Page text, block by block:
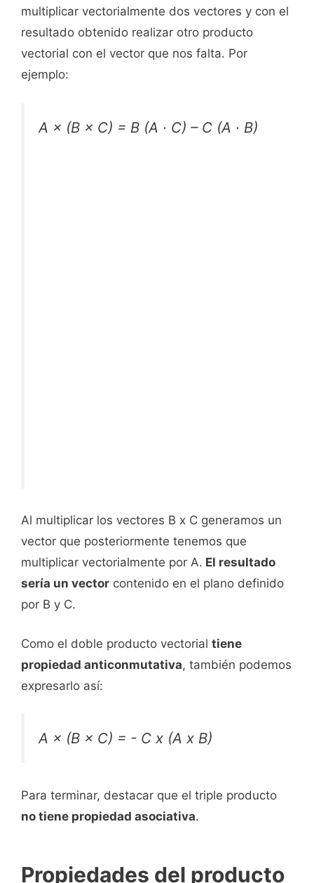
multiplicar vectorialmente dos vectores y con el
resultado obtenido realizar otro producto
vectorial con el vector que nos falta. Por
ejemplo:
A × (B × C) = B (A · C) – C (A · B)
Al multiplicar los vectores B x C generamos un
vector que posteriormente tenemos que
multiplicar vectorialmente por A. El resultado
sería un vector contenido en el plano definido
por B y C.
Como el doble producto vectorial tiene
propiedad anticonmutativa, también podemos
expresarlo así:
A × (B × C) = - C x (A x B)
Para terminar, destacar que el triple producto
no tiene propiedad asociativa.
Propiedades del producto